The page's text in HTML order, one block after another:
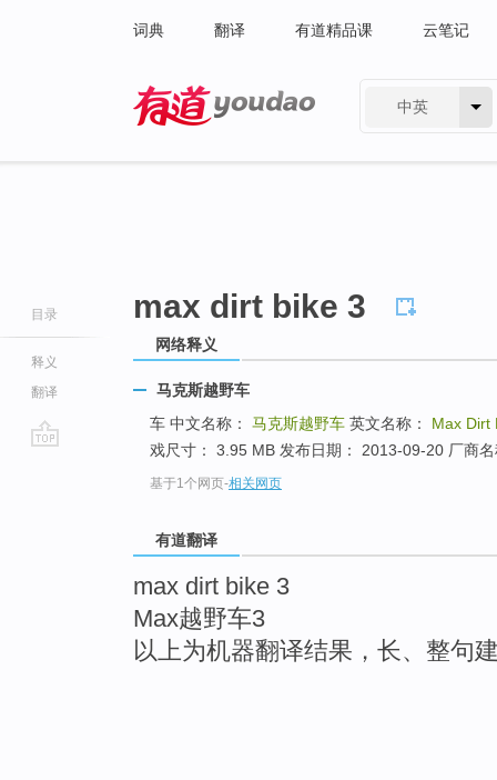
词典 翻译 有道精品课 云笔记
中英
目录
释义
翻译
max dirt bike 3
网络释义
马克斯越野车
车 中文名称： 马克斯越野车 英文名称： Max Dirt
戏尺寸： 3.95 MB 发布日期： 2013-09-20 厂商
基于1个网页-相关网页
有道翻译
max dirt bike 3
Max越野车3
以上为机器翻译结果，长、整句